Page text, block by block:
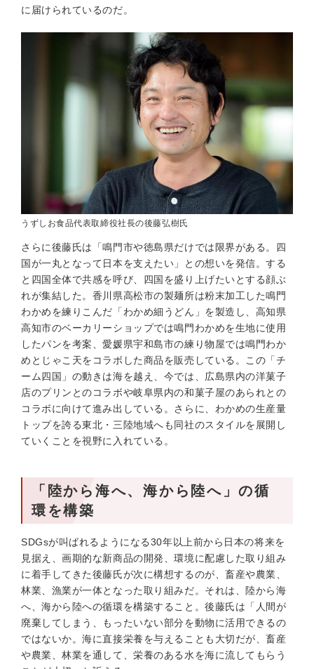
に届けられているのだ。
うずしお食品代表取締役社長の後藤弘樹氏
さらに後藤氏は「鳴門市や徳島県だけでは限界がある。四
国が一丸となって日本を支えたい」との想いを発信。する
と四国全体で共感を呼び、四国を盛り上げたいとする顔ぶ
れが集結した。香川県高松市の製麺所は粉末加工した鳴門
わかめを練りこんだ「わかめ細うどん」を製造し、高知県
高知市のベーカリーショップでは鳴門わかめを生地に使用
したパンを考案、愛媛県宇和島市の練り物屋では鳴門わか
めとじゃこ天をコラボした商品を販売している。この「チ
ーム四国」の動きは海を越え、今では、広島県内の洋菓子
店のプリンとのコラボや岐阜県内の和菓子屋のあられとの
コラボに向けて進み出している。さらに、わかめの生産量
トップを誇る東北・三陸地域へも同社のスタイルを展開し
ていくことを視野に入れている。
「陸から海へ、海から陸へ」の循
環を構築
SDGsが叫ばれるようになる30年以上前から日本の将来を
見据え、画期的な新商品の開発、環境に配慮した取り組み
に着手してきた後藤氏が次に構想するのが、畜産や農業、
林業、漁業が一体となった取り組みだ。それは、陸から海
へ、海から陸への循環を構築すること。後藤氏は「人間が
廃棄してしまう、もったいない部分を動物に活用できるの
ではないか。海に直接栄養を与えることも大切だが、畜産
や農業、林業を通して、栄養のある水を海に流してもらう